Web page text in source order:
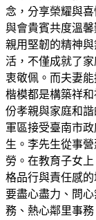
念，分享榮耀與
與會貴賓共度溫
親用堅韌的精神
活，不僅成就了
衷敬佩。而夫妻
楷模都是構築祥
份孝親與家庭和
軍區接受臺南市
生。李先生從事
勞。在教育子女
格品行與責任感
要盡心盡力、問
務、熱心鄰里事